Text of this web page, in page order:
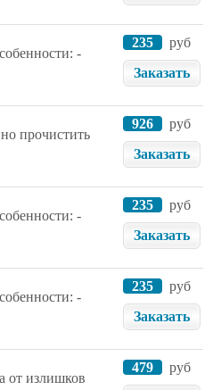
-
235
руб
Заказать
прочистить
926
руб
Заказать
-
235
руб
Заказать
-
235
руб
Заказать
от излишков
479
руб